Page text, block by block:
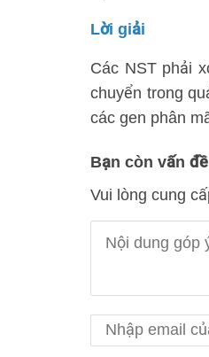
Lời giải
Các NST phải
chuyển trong
các gen phân
Bạn còn vấn
Vui lòng cung